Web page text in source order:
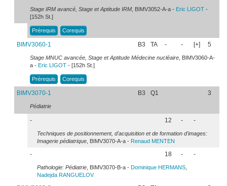
Stage IRM avancé, Stage et Aptitude IRM , BIMV3052-A-a - Eric LIGOT -
[152h St.]
Prérequis Corequis
BIMV3060-1 B3 TA - - [+] 5
Stage MNUC avancée, Stage et Aptitude Médecine nucléaire , BIMV3060-A-
a - Eric LIGOT - [152h St.]
Prérequis Corequis
BIMV3070-1 B3 Q1 3
Pédiatrie
- 12 - -
Techniques de positionnement, d'acquisition et de formation d'images:
Imagerie pédiatrique , BIMV3070-A-a - Renaud MENTEN
- 18 - -
Pathologie: Pédiatrie , BIMV3070-B-a - Dominique HERMANS
Nadejda RANGUELOV